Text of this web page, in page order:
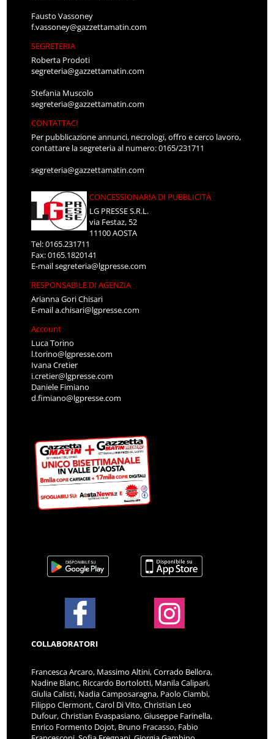
Fausto Vassoney
f.vassoney@gazzettamatin.com
SEGRETERIA
Roberta Prodoti
segreteria@gazzettamatin.com
Stefania Muscolo
segreteria@gazzettamatin.com
CONTATTACI
Per pubblicazione annunci, necrologi, offro e cerco lavoro,
contattare la segreteria al numero: 0165/231711
segreteria@gazzettamatin.com
CONCESSIONARIA DI PUBBLICITÀ
LG PRESSE S.R.L.
via Festaz, 52
11100 AOSTA
Tel: 0165.231711
Fax: 0165.1820141
E-mailsegreteria@lgpresse.com
RESPONSABILE DI AGENZIA
Arianna Gori Chisari
E-maila.chisari@lgpresse.com
Account
Luca Torino
l.torino@lgpresse.com
Ivana Cretier
i.cretier@lgpresse.com
Daniele Fimiano
d.fimiano@lgpresse.com
COLLABORATORI
Francesca Arcaro, Massimo Altini, Corrado Bellora,
Nadine Blanc, Riccardo Bortolotti, Manila Calipari,
Giulia Calisti, Nadia Camposaragna, Paolo Ciambi,
Filippo Clermont, Carol Di Vito, Christian Leo
Dufour, Christian Evaspasiano, Giuseppe Farinella,
Enrico Formento Dojot, Bruno Fracasso, Fabio